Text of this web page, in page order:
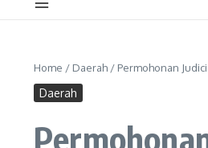
Home / Daerah / Permohonan
Daerah